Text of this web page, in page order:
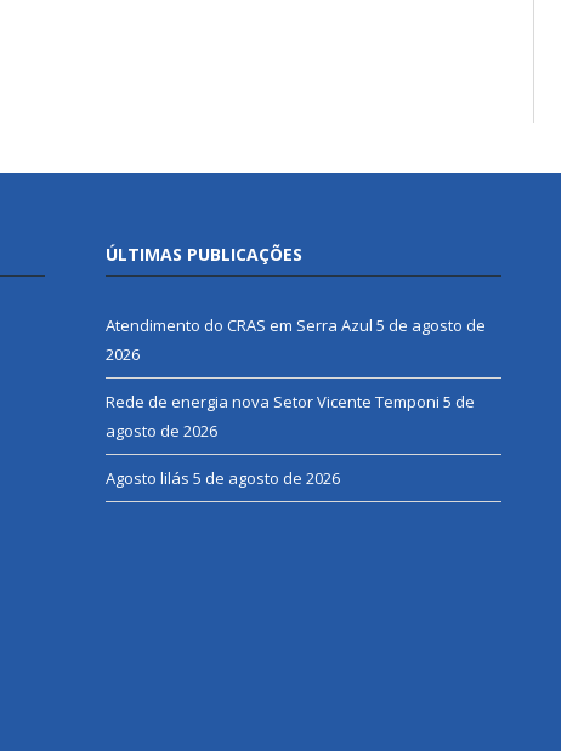
ÚLTIMAS PUBLICAÇÕES
Atendimento do CRAS em Serra Azul 5 de agosto de
2026
Rede de energia nova Setor Vicente Temponi 5 de
agosto de 2026
Agosto lilás 5 de agosto de 2026